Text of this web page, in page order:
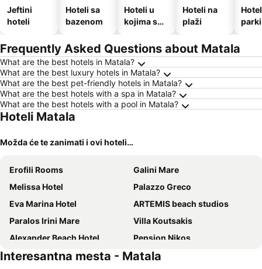
Jeftini
hoteli
Hoteli sa
bazenom
Hoteli u
kojima su
kućni
ljubimci
Hoteli na
plaži
Frequently Asked Questions about Matala
What are the best hotels in Matala?
What are the best luxury hotels in Matala?
What are the best pet-friendly hotels in Matala?
What are the best hotels with a spa in Matala?
What are the best hotels with a pool in Matala?
Hoteli Matala
Možda će te zanimati i ovi hoteli…
Erofili Rooms
Galini Mare
Melissa Hotel
Palazzo Greco
Eva Marina Hotel
ARTEMIS beach studios
Paralos Irini Mare
Villa Koutsakis
Alexander Beach Hotel
Pension Nikos
Hotel Neos Matala
Sunlight Hotel
Interesantna mesta - Matala